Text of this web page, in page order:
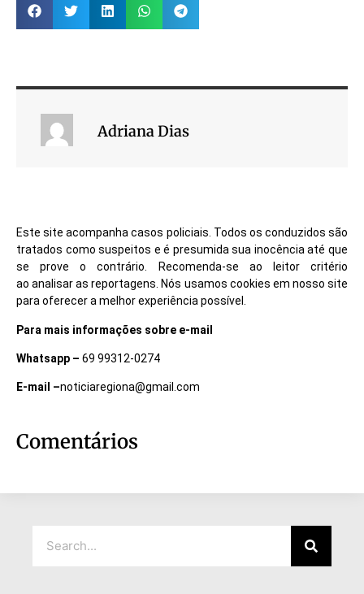
Adriana Dias
Este site acompanha casos policiais. Todos os conduzidos são
tratados como suspeitos e é presumida sua inocência até que
se prove o contrário. Recomenda-se ao leitor critério
ao analisar as reportagens. Nós usamos cookies em nosso site
para oferecer a melhor experiência possível.
Para mais informações sobre e-mail
Whatsapp – 69 99312-0274
E-mail –noticiaregiona@gmail.com
Comentários